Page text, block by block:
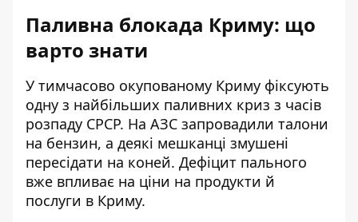
Паливна блокада Криму: що
варто знати
У тимчасово окупованому Криму фіксують
одну з найбільших паливних криз з часів
розпаду СРСР. На АЗС запровадили талони
на бензин, а деякі мешканці змушені
пересідати на коней. Дефіцит пального
вже впливає на ціни на продукти й
послуги в Криму.